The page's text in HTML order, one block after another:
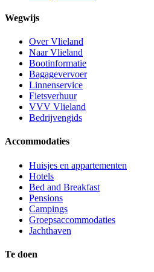
Wegwijs
Over Vlieland
Naar Vlieland
Bootinformatie
Bagagevervoer
Linnenservice
Fietsverhuur
VVV Vlieland
Bedrijvengids
Accommodaties
Huisjes en appartementen
Hotels
Bed and Breakfast
Pensions
Campings
Groepsaccommodaties
Jachthaven
Te doen